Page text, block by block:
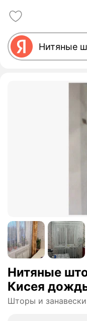
Нитяные
Кисея
Шторы и занавески